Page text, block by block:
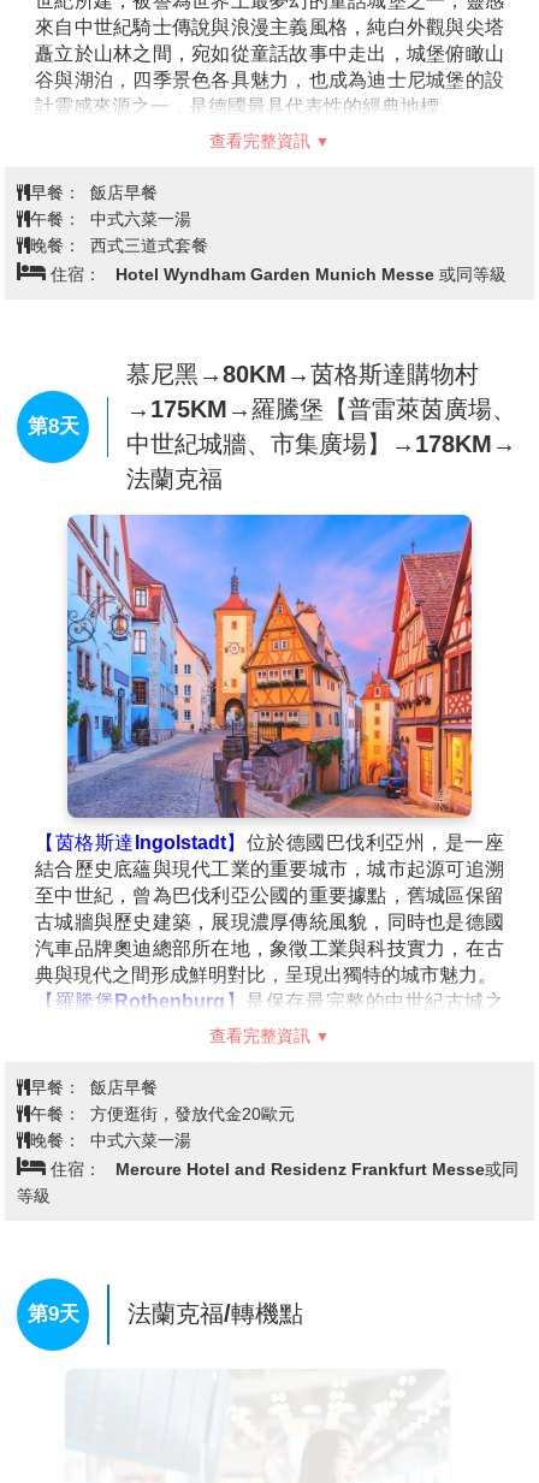
來自中世紀騎士傳說與浪漫主義風格，純白外觀與尖塔
矗立於山林之間，宛如從童話故事中走出，城堡俯瞰山
谷與湖泊，四季景色各具魅力，也成為迪士尼城堡的設
計靈感來源之一，是德國最具代表性的經典地標。
特別說明：如遇新天鵝堡預約額滿將改於新天鵝堡外拍照，另安排入
【慕尼黑Munich】
融合歷史傳統與現代活力的文化重鎮，城市起源可追溯
至中世紀，舊城區的瑪麗恩廣場與新市政廳展現濃厚的
德國古典風情，同時也是世界知名的啤酒之都，每年舉
查看完整資訊
早餐：
飯店早餐
午餐：
中式六菜一湯
晚餐：
西式三道式套餐
住宿：
Hotel Wyndham Garden Munich Messe 或同等級
第8天
慕尼黑→80KM→茵格斯達購物村
→175KM→羅騰堡【普雷萊茵廣場、
中世紀城牆、市集廣場】→178KM→
法蘭克福
【茵格斯達Ingolstadt】 位於德國巴伐利亞州，是一座
結合歷史底蘊與現代工業的重要城市，城市起源可追溯
至中世紀，曾為巴伐利亞公國的重要據點，舊城區保留
古城牆與歷史建築，展現濃厚傳統風貌，同時也是德國
汽車品牌奧迪總部所在地，象徵工業與科技實力，在古
典與現代之間形成鮮明對比，呈現出獨特的城市魅力。
【羅騰堡Rothenburg】 是保存最完整的中世紀古城之
一，城牆環繞、石板街道與木造屋交織出濃厚的歷史氛
廳、廣場與塔樓等經典景致，其中以童話般的街景與浪
漫氣息聞名，長年被譽為德國最具代表性的夢幻小鎮之
一。
查看完整資訊
早餐：
飯店早餐
午餐：
方便逛街，發放代金20歐元
晚餐：
中式六菜一湯
住宿：
Mercure Hotel and Residenz Frankfurt Messe或同
等級
第9天 法蘭克福/轉機點